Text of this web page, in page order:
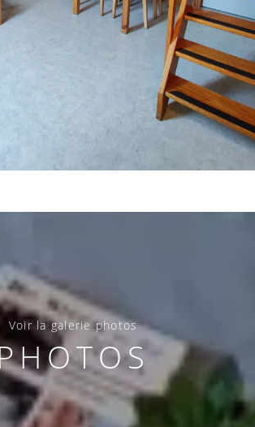
Voir la galerie photos